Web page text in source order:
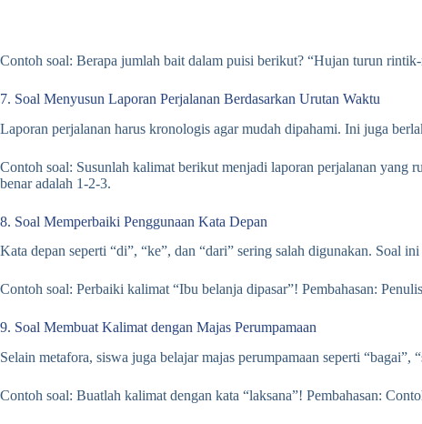
Contoh soal: Berapa jumlah bait dalam puisi berikut? “Hujan turun
7. Soal Menyusun Laporan Perjalanan Berdasarkan Urutan Waktu
Laporan perjalanan harus kronologis agar mudah dipahami. Ini juga
Contoh soal: Susunlah kalimat berikut menjadi laporan perjalanan
benar adalah 1-2-3.
8. Soal Memperbaiki Penggunaan Kata Depan
Kata depan seperti “di”, “ke”, dan “dari” sering salah digunakan. Soal
Contoh soal: Perbaiki kalimat “Ibu belanja dipasar”! Pembahasan:
9. Soal Membuat Kalimat dengan Majas Perumpamaan
Selain metafora, siswa juga belajar majas perumpamaan seperti
Contoh soal: Buatlah kalimat dengan kata “laksana”! Pembahasan: